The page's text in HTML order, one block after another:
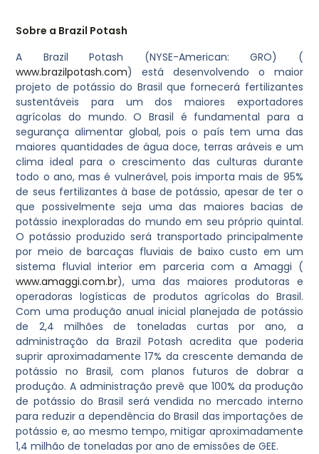
Sobre a Brazil Potash
A Brazil Potash (NYSE-American: GRO) (
www.brazilpotash.com) está desenvolvendo o maior
projeto de potássio do Brasil que fornecerá fertilizantes
sustentáveis para um dos maiores exportadores
agrícolas do mundo. O Brasil é fundamental para a
segurança alimentar global, pois o país tem uma das
maiores quantidades de água doce, terras aráveis e um
clima ideal para o crescimento das culturas durante
todo o ano, mas é vulnerável, pois importa mais de 95%
de seus fertilizantes à base de potássio, apesar de ter o
que possivelmente seja uma das maiores bacias de
potássio inexploradas do mundo em seu próprio quintal.
O potássio produzido será transportado principalmente
por meio de barcaças fluviais de baixo custo em um
sistema fluvial interior em parceria com a Amaggi (
www.amaggi.com.br), uma das maiores produtoras e
operadoras logísticas de produtos agrícolas do Brasil.
Com uma produção anual inicial planejada de potássio
de 2,4 milhões de toneladas curtas por ano, a
administração da Brazil Potash acredita que poderia
suprir aproximadamente 17% da crescente demanda de
potássio no Brasil, com planos futuros de dobrar a
produção. A administração prevê que 100% da produção
de potássio do Brasil será vendida no mercado interno
para reduzir a dependência do Brasil das importações de
potássio e, ao mesmo tempo, mitigar aproximadamente
1,4 milhão de toneladas por ano de emissões de GEE.